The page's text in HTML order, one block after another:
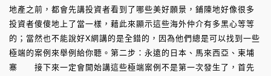
地產之前，都會先講投資者看到了哪些美好願景，鋪陳地好像很多
投資者傻傻地上了當一樣，藉此來顯示這些海外仲介有多黑心等等
的；當然也不能說好X網講的是全錯的，因為他們總是可以找到一些
極端的案例來舉例給你聽。第二步：永遠的日本、馬來西亞、柬埔
寨 接下來一定會開始講這些極端案例不是第一次發生了，首先